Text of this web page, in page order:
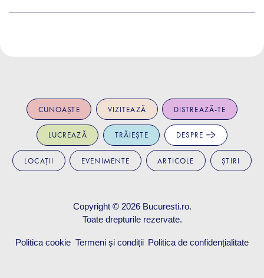
CUNOAȘTE VIZITEAZĂ DISTREAZĂ-TE
LUCREAZĂ TRĂIEȘTE DESPRE
LOCAȚII EVENIMENTE ARTICOLE ȘTIRI
Copyright © 2026 Bucuresti.ro.
Toate drepturile rezervate.
Politica cookie Termeni și condiții Politica de confidențialitate